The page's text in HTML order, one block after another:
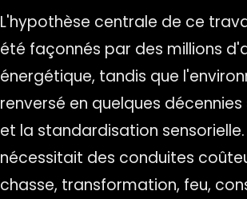
L'hypothèse centrale de ce
été façonnés par des millions
énergétique, tandis que
renversé en quelques
et la standardisation
nécessitait des conduites
chasse, transformation, feu,